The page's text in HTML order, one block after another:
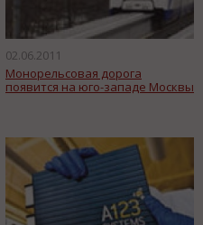
02.06.2011
Монорельсовая дорога
появится на юго-западе Москвы